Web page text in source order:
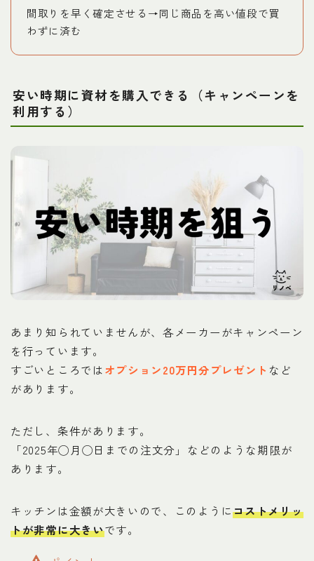
間取りを早く確定させる→同じ商品を高い値段で買
わずに済む
安い時期に資材を購入できる（キャンペーンを
利用する）
あまり知られていませんが、各メーカーがキャンペーン
を行っています。
すごいところではオプション20万円分プレゼント など
があります。
ただし、条件があります。
「2025年◯月◯日までの注文分」などのような期限が
あります。
キッチンは金額が大きいので、このようにコストメリッ
トが非常に大きいです。